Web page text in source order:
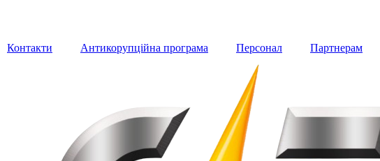
Контакти Антикорупційна програма Персонал Партнерам